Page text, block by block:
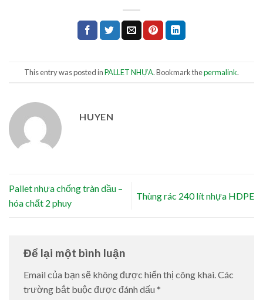
This entry was posted inPALLET NHỰA. Bookmark thepermalink.
HUYEN
Pallet nhựa chống tràn dầu –
hóa chất 2 phuy
Thùng rác 240 lít nhựa HDPE
Để lại một bình luận
Email của bạn sẽ không được hiển thị công khai.Các
trường bắt buộc được đánh dấu *